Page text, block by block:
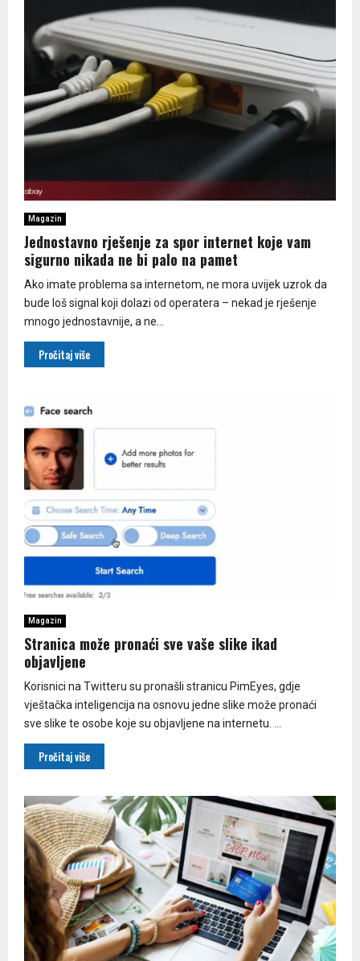
Magazin
Jednostavno rješenje za spor internet koje vam
sigurno nikada ne bi palo na pamet
Ako imate problema sa internetom, ne mora uvijek uzrok da
bude loš signal koji dolazi od operatera – nekad je rješenje
mnogo jednostavnije, a ne...
Pročitaj više
Magazin
Stranica može pronaći sve vaše slike ikad
objavljene
Korisnici na Twitteru su pronašli stranicu PimEyes, gdje
vještačka inteligencija na osnovu jedne slike može pronaći
sve slike te osobe koje su objavljene na internetu. ...
Pročitaj više